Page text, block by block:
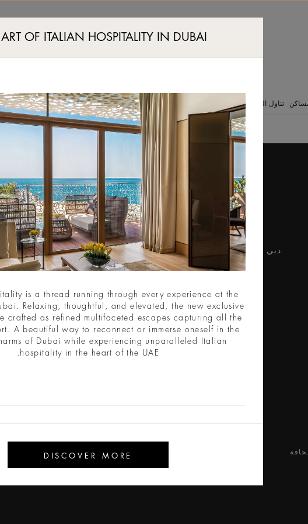
تناول الطعام نادي اليخوت الأحداث تجارب التسوّق التجارب عروض حصرية
التجارب
وجهاتنا
دبي بالي طوكيو بكين شنغهاي RANFUSHI
2027
OF ITALIAN HOSPITALITY IN DUBAI
is a thread running through every experience at the
Relaxing, thoughtful, and elevated, the new exclusive
crafted as refined multifaceted escapes capturing all the
A beautiful way to reconnect or immerse oneself in the
of Dubai while experiencing unparalleled Italian
hospitality in the heart of the UAE.
DISCOVER MORE